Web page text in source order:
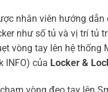
nhân viên hướng dẫn
như số tủ và vị trí tủ
vòng tay lên hệ thống
INFO) của Locker &